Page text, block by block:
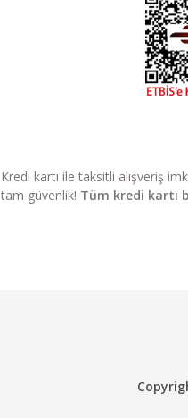
Kredi kartı ile taksitli alışveriş
tam güvenlik! Tüm kredi kartı